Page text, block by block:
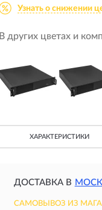
Узнать о снижении
В других цветах и
ХАРАКТЕРИСТИКИ
ДОСТАВКА В
САМОВЫВОЗ ИЗ